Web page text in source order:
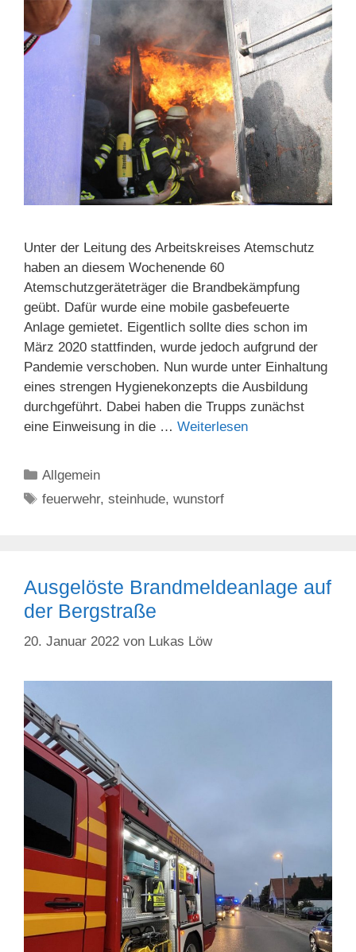
Unter der Leitung des Arbeitskreises Atemschutz
haben an diesem Wochenende 60
Atemschutzgeräteträger die Brandbekämpfung
geübt. Dafür wurde eine mobile gasbefeuerte
Anlage gemietet. Eigentlich sollte dies schon im
März 2020 stattfinden, wurde jedoch aufgrund der
Pandemie verschoben. Nun wurde unter Einhaltung
eines strengen Hygienekonzepts die Ausbildung
durchgeführt. Dabei haben die Trupps zunächst
eine Einweisung in die … Weiterlesen
Kategorien
Allgemein
Schlagwörter
feuerwehr,steinhude,wunstorf
Ausgelöste Brandmeldeanlage auf
der Bergstraße
20. Januar 2022 von Lukas Löw